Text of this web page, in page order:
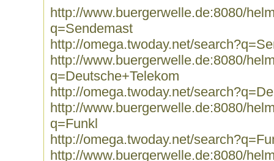
http://www.buergerwelle.de:8080/
q=Sendemast
http://omega.twoday.net/
http://www.buergerwelle.de:8080/
q=Deutsche+Telekom
http://omega.twoday.net/
http://www.buergerwelle.de:8080/
q=Funkl
http://omega.twoday.net/
http://www.buergerwelle.de:8080/